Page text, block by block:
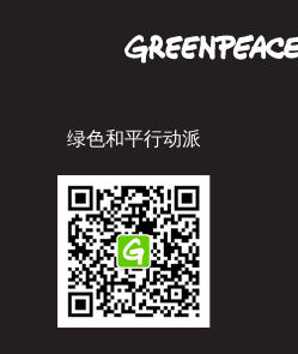
绿色和平行动派